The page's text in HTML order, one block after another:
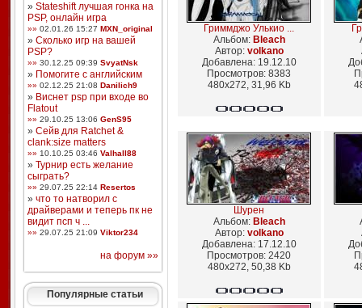
» Stateshift лучшая гонка на
PSP, онлайн игра
»» 02.01.26 15:27 MXN_original
» Сколько игр на вашей
PSP?
»» 30.12.25 09:39 SvyatNsk
» Помогите с английским
»» 02.12.25 21:08 Danilich9
» Виснет psp при входе во
Flatout
»» 29.10.25 13:06 GenS95
» Сейв для Ratchet &
clank:size matters
»» 10.10.25 03:46 Valhall88
» Турнир есть желание
сыграть?
»» 29.07.25 22:14 Resertos
» что то натворил с
драйверами и теперь пк не
видит псп ч ...
»» 29.07.25 21:09 Viktor234
на форум »»
Популярные статьи
Гриммджо Улькио ...
Альбом: Bleach
Автор: volkano
Добавлена: 19.12.10
Просмотров: 8383
480x272, 31,96 Kb
Шурен
Альбом: Bleach
Автор: volkano
Добавлена: 17.12.10
Просмотров: 2420
480x272, 50,38 Kb